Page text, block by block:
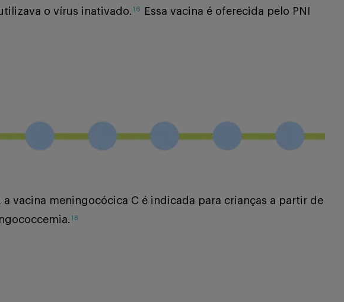
o vírus inativado. 16
Essa vacina é oferecida pelo PNI
vacina meningocócica C é indicada para crianças a partir de
18